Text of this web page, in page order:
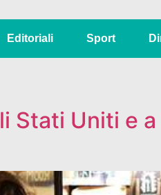
Editoriali Sport
Stati Uniti e